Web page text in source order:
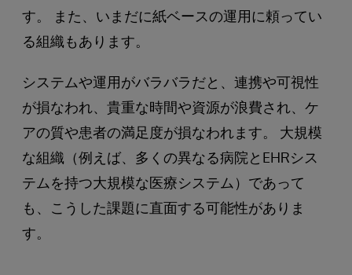
す。 また、いまだに紙ベースの運用に頼ってい
る組織もあります。
システムや運用がバラバラだと、連携や可視性
が損なわれ、貴重な時間や資源が浪費され、ケ
アの質や患者の満足度が損なわれます。 大規模
な組織（例えば、多くの異なる病院とEHRシス
テムを持つ大規模な医療システム）であって
も、こうした課題に直面する可能性がありま
す。